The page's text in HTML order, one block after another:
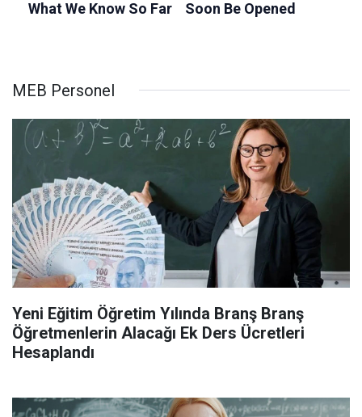
MEB Personel
Yeni Eğitim Öğretim Yılında Branş Branş
Öğretmenlerin Alacağı Ek Ders Ücretleri
Hesaplandı